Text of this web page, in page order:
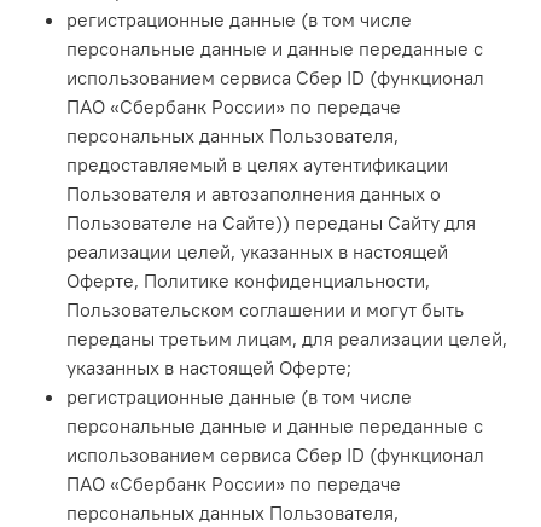
регистрационные данные (в том числе
персональные данные и данные переданные с
использованием сервиса Сбер ID (функционал
ПАО «Сбербанк России» по передаче
персональных данных Пользователя,
предоставляемый в целях аутентификации
Пользователя и автозаполнения данных о
Пользователе на Сайте)) переданы Сайту для
реализации целей, указанных в настоящей
Оферте, Политике конфиденциальности,
Пользовательском соглашении и могут быть
переданы третьим лицам, для реализации целей,
указанных в настоящей Оферте;
регистрационные данные (в том числе
персональные данные и данные переданные с
использованием сервиса Сбер ID (функционал
ПАО «Сбербанк России» по передаче
персональных данных Пользователя,